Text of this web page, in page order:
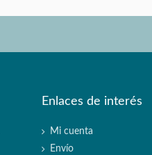
Enlaces de interés
Mi cuenta
Envío